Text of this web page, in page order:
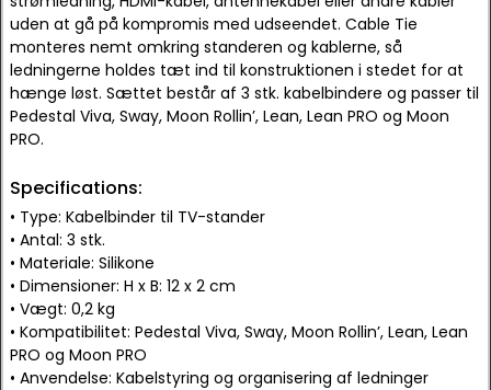
uden at gå på kompromis med udseendet. Cable Tie
monteres nemt omkring standeren og kablerne, så
ledningerne holdes tæt ind til konstruktionen i stedet for at
hænge løst. Sættet består af 3 stk. kabelbindere og passer til
Pedestal Viva, Sway, Moon Rollin’, Lean, Lean PRO og Moon
PRO.
Specifications:
• Type: Kabelbinder til TV-stander
• Antal: 3 stk.
• Materiale: Silikone
• Dimensioner: H x B: 12 x 2 cm
• Vægt: 0,2 kg
• Kompatibilitet: Pedestal Viva, Sway, Moon Rollin’, Lean, Lean
PRO og Moon PRO
• Anvendelse: Kabelstyring og organisering af ledninger